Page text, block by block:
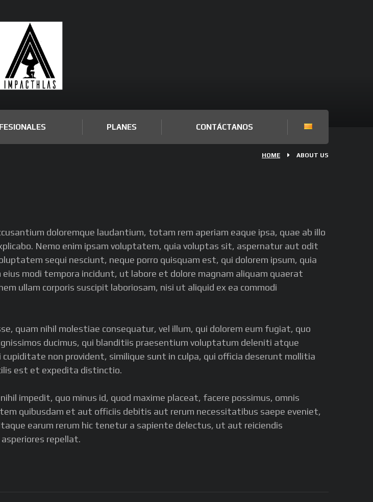
PLANES CONTÁCTANOS
HOME ABOUT US
doloremque laudantium, totam rem aperiam eaque ipsa, quae ab illo
Nemo enim ipsam voluptatem, quia voluptas sit, aspernatur aut odit
sequi nesciunt, neque porro quisquam est, qui dolorem ipsum, quia
modi tempora incidunt, ut labore et dolore magnam aliquam quaerat
ullam corporis suscipit laboriosam, nisi ut aliquid ex ea commodi
quam nihil molestiae consequatur, vel illum, qui dolorem eum fugiat, quo
ducimus, qui blanditiis praesentium voluptatum deleniti atque
non provident, similique sunt in culpa, qui officia deserunt mollitia
est et expedita distinctio.
impedit, quo minus id, quod maxime placeat, facere possimus, omnis
quibusdam et aut officiis debitis aut rerum necessitatibus saepe eveniet,
earum rerum hic tenetur a sapiente delectus, ut aut reiciendis
repellat.